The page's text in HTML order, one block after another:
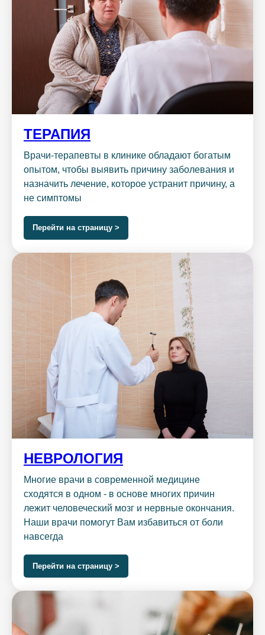
ТЕРАПИЯ
Врачи-терапевты в клинике обладают богатым
опытом, чтобы выявить причину заболевания и
назначить лечение, которое устранит причину, а
не симптомы
Перейти на страницу >
НЕВРОЛОГИЯ
Многие врачи в современной медицине
сходятся в одном - в основе многих причин
лежит человеческий мозг и нервные окончания.
Наши врачи помогут Вам избавиться от боли
навсегда
Перейти на страницу >